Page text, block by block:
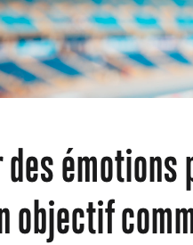
des
objectif